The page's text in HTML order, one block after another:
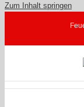
Zum Inhalt springen